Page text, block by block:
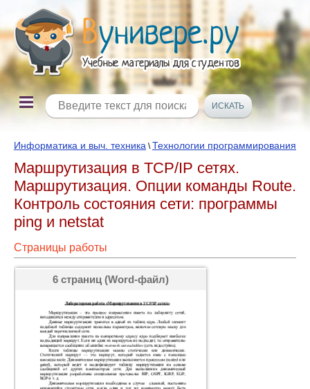
Информатика и выч. техника \Технологии программирования
Маршрутизация в TCP/IP сетях.
Маршрутизация. Опции команды Route.
Контроль состояния сети: программы
ping и netstat
Страницы работы
6 страниц (Word-файл)